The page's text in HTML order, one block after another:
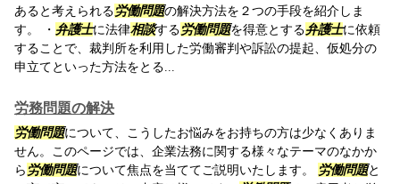
あると考えられる労働問題の解決方法を２つの手段を紹介しま
す。 ・ 弁護士に法律相談する労働問題を得意とする弁護士に依頼
することで、裁判所を利用した労働審判や訴訟の提起、仮処分の
申立てといった方法をとる...
労務問題の解決
労働問題について、こうしたお悩みをお持ちの方は少なくありま
せん。このページでは、企業法務に関する様々なテーマのなかか
ら 労働問題について焦点を当ててご説明いたします。 労働問題と